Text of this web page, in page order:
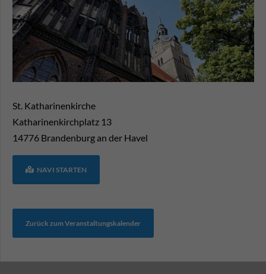
St. Katharinenkirche
Katharinenkirchplatz 13
14776 Brandenburg an der Havel
NAVI STARTEN
Zurück zum Veranstaltungskalender